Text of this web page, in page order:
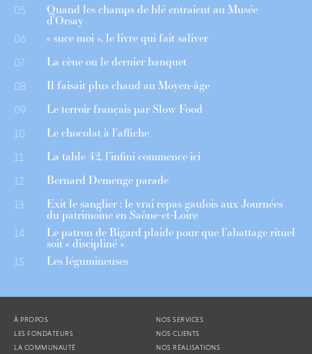
05 Quand les champs de blé entraient au Musée
d’Orsay
06 « suce moi », le livre qui fait saliver
07 La cène ou le dernier banquet
08 Il faisait plus chaud au Moyen-âge
09 Le terroir français par Slow Food
10 Le chocolat à l’affiche
11 La table 42, l’infini commence ici
12 Bernard Demenge parade
13 Exit le sanglier : le vrai repas gaulois aux Journées
du patrimoine en Saône-et-Loire
14 Le patron de Bigard plaide pour que l’abattage rituel
soit « discipliné »
15 Les légumineuses
À PROPOS
LES FONDATEURS
LA COMMUNAUTÉ
NOS SERVICES
NOS CLIENTS
NOS RÉALISATIONS